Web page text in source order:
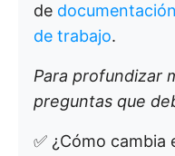
de documentación
de trabajo.
Para profundizar
preguntas que
✅ ¿Cómo